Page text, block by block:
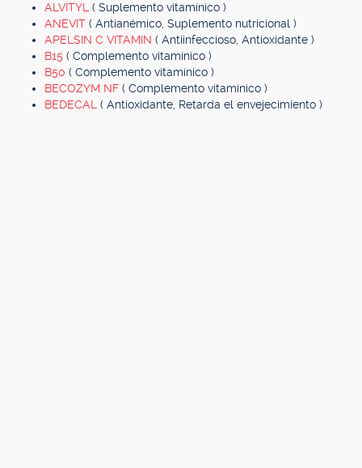
ALVITYL ( Suplemento vitamínico )
ANEVIT ( Antianémico, Suplemento nutricional )
APELSIN C VITAMIN ( Antiinfeccioso, Antioxidante )
B15 ( Complemento vitamínico )
B50 ( Complemento vitamínico )
BECOZYM NF ( Complemento vitamínico )
BEDECAL ( Antioxidante, Retarda el envejecimiento )